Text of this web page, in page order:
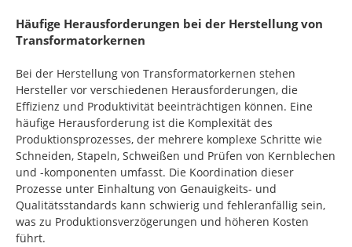
Häufige Herausforderungen bei der Herstellung von
Transformatorkernen
Bei der Herstellung von Transformatorkernen stehen
Hersteller vor verschiedenen Herausforderungen, die
Effizienz und Produktivität beeinträchtigen können. Eine
häufige Herausforderung ist die Komplexität des
Produktionsprozesses, der mehrere komplexe Schritte wie
Schneiden, Stapeln, Schweißen und Prüfen von Kernblechen
und -komponenten umfasst. Die Koordination dieser
Prozesse unter Einhaltung von Genauigkeits- und
Qualitätsstandards kann schwierig und fehleranfällig sein,
was zu Produktionsverzögerungen und höheren Kosten
führt.